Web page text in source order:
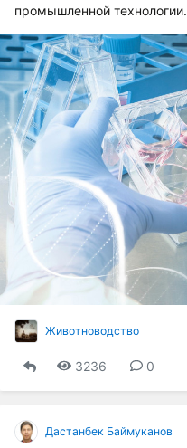
промышленной технологии.
Животноводство
3236 0
Дастанбек Баймуканов